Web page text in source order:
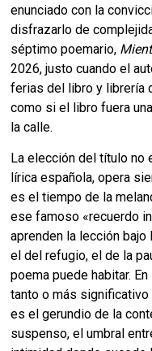
enunciado con la
disfrazarlo de
séptimo poemario,
2026, justo cuando el
ferias del libro y librería
como si el libro fuera
la calle.
La elección del título no
lírica española, opera
es el tiempo de la
ese famoso «recuerdo
aprenden la lección
el del refugio, el de la
poema puede habitar.
tanto o más
es el gerundio de la
suspenso, el umbral